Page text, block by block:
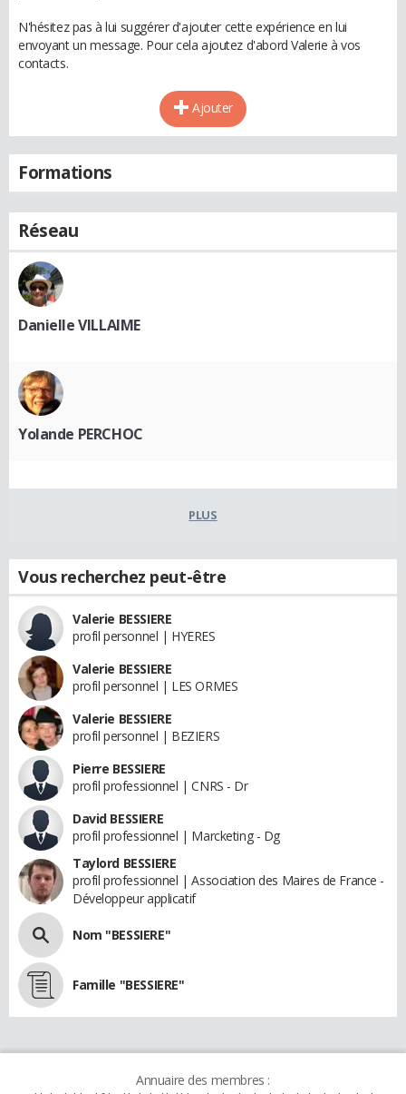
N'hésitez pas à lui suggérer d'ajouter cette expérience en lui
envoyant un message. Pour cela ajoutez d'abord Valerie à vos
contacts.
Ajouter
Formations
Réseau
Danielle VILLAIME
Yolande PERCHOC
PLUS
Vous recherchez peut-être
Valerie BESSIERE
profil personnel | HYERES
Valerie BESSIERE
profil personnel | LES ORMES
Valerie BESSIERE
profil personnel | BEZIERS
Pierre BESSIERE
profil professionnel | CNRS - Dr
David BESSIERE
profil professionnel | Marcketing - Dg
Taylord BESSIERE
profil professionnel | Association des Maires de France -
Développeur applicatif
Nom "BESSIERE"
Famille "BESSIERE"
Annuaire des membres :